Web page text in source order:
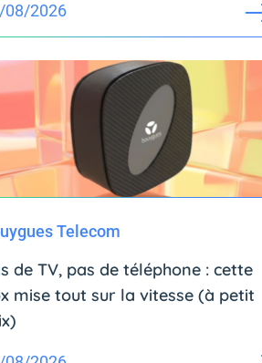
08/2026
Telecom
de TV, pas de téléphone : cette
mise tout sur la vitesse (à petit